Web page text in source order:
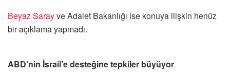
Beyaz Sarayve Adalet Bakanlığı ise konuya ilişkin henüz
bir açıklama yapmadı.
ABD’nin İsrail’e desteğine tepkiler büyüyor